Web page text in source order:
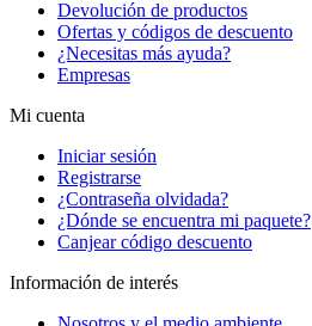
Devolución de productos
Ofertas y códigos de descuento
¿Necesitas más ayuda?
Empresas
Mi cuenta
Iniciar sesión
Registrarse
¿Contraseña olvidada?
¿Dónde se encuentra mi paquete?
Canjear código descuento
Información de interés